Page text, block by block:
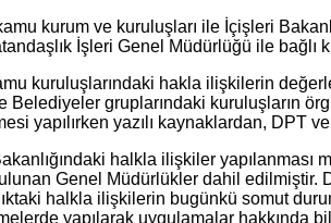
kurum ve kuruluşları ile İçişleri
İşleri Genel Müdürlüğü ile bağlı
hakla ilişkilerin
Belediyeler gruplarındaki kuruluşların
yapılırken yazılı kaynaklardan, DPT ve
halkla ilişkiler yapılanması
Genel Müdürlükler dahil edilmiştir.
halkla ilişkilerin bugünkü somut
yapılarak uygulamalar hakkında